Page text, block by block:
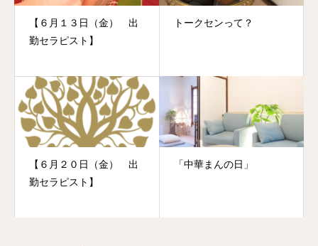
【６月１３日（金） 出
勤セラピスト】
トークセンって？
【６月２０日（金） 出
勤セラピスト】
「中華まんの日」